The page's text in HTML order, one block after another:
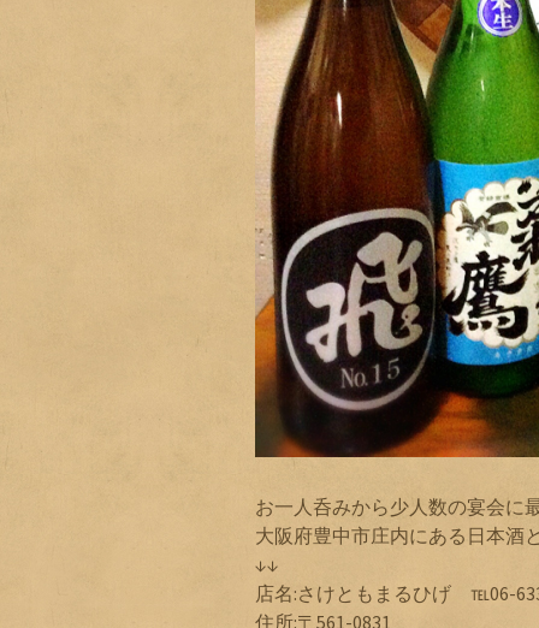
お一人呑みから少人数の宴会に
大阪府豊中市庄内にある日本酒
↓↓
店名:さけともまるひげ ℡06-
住所:〒561-0831